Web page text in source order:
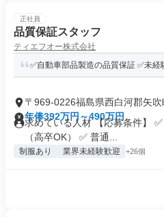
正社員
品質保証スタッフ
ティエフオー株式会社
✅自動車部品製造の品質保証 ✅未
〒969-0226福島県西白河郡矢
年俸392万円～490万円
求めている人材 【応募条件】
（高卒OK） ✅ 普通...
制服あり 業界未経験歓迎 +26個